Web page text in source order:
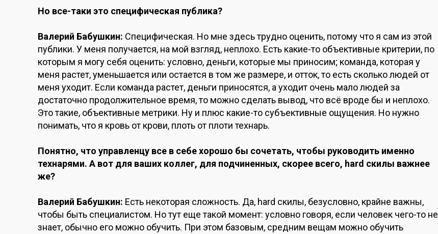
Но все-таки это специфическая публика?
Валерий Бабушкин: Специфическая. Но мне здесь трудно оценить, потому что я сам из этой
публики. У меня получается, на мой взгляд, неплохо. Есть какие-то объективные критерии, по
которым я могу себя оценить: условно, деньги, которые мы приносим; команда, которая у
меня растет, уменьшается или остается в том же размере, и отток, то есть сколько людей от
меня уходит. Если команда растет, деньги приносятся, а уходит очень мало людей за
достаточно продолжительное время, то можно сделать вывод, что всё вроде бы и неплохо.
Это такие, объективные метрики. Ну и плюс какие-то субъективные ощущения. Но нужно
понимать, что я кровь от крови, плоть от плоти технарь.
Понятно, что управленцу все в себе хорошо бы сочетать, чтобы руководить именно
технарями. А вот для ваших коллег, для подчиненных, скорее всего, hard скилы важнее
же?
Валерий Бабушкин: Есть некоторая сложность. Да, hard скилы, безусловно, крайне важны,
чтобы быть специалистом. Но тут еще такой момент: условно говоря, если человек чего-то не
знает, обычно его можно обучить. При этом базовым, средним вещам можно обучить